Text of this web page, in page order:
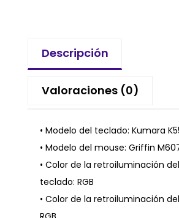
Descripción
Valoraciones (0)
• Modelo del teclado: Kumara
• Modelo del mouse: Griffin
• Color de la retroiluminación del
teclado: RGB
• Color de la retroiluminación